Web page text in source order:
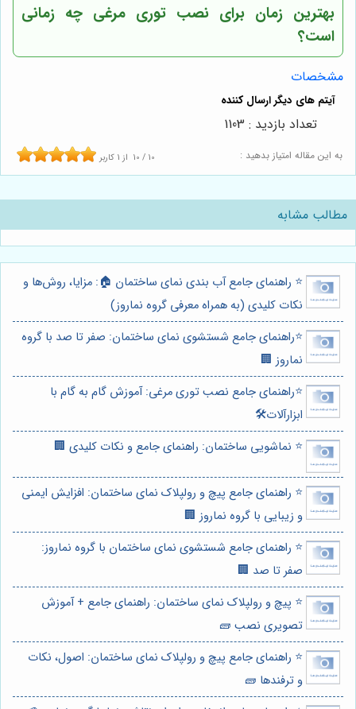
بهترین زمان برای نصب توری مرغی چه زمانی
است؟
مشخصات
به این مقاله امتیاز بدهید : 10 / 10 از 1 کاربر
تعداد بازدید : 1103
مطالب مشابه
⭐️ راهنمای جامع آب بندی نمای ساختمان 🏠: مزایا، روش‌ها و
نکات کلیدی (به همراه معرفی گروه نماروز)
⭐️راهنمای جامع شستشوی نمای ساختمان: صفر تا صد با گروه
نماروز 🏢
⭐️راهنمای جامع نصب توری مرغی: آموزش گام به گام با
ابزارآلات🛠️
⭐️ نماشویی ساختمان: راهنمای جامع و نکات کلیدی 🏢
⭐️ راهنمای جامع پیچ و رولپلاک نمای ساختمان: افزایش ایمنی
و زیبایی با گروه نماروز 🏢
⭐️ راهنمای جامع شستشوی نمای ساختمان با گروه نماروز:
صفر تا صد 🏢
⭐️ پیچ و رولپلاک نمای ساختمان: راهنمای جامع + آموزش
تصویری نصب 🧱
⭐️ راهنمای جامع پیچ و رولپلاک نمای ساختمان: اصول، نکات
و ترفندها 🧱